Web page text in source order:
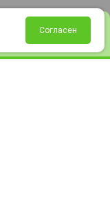
Избранное Корзина
Согласен